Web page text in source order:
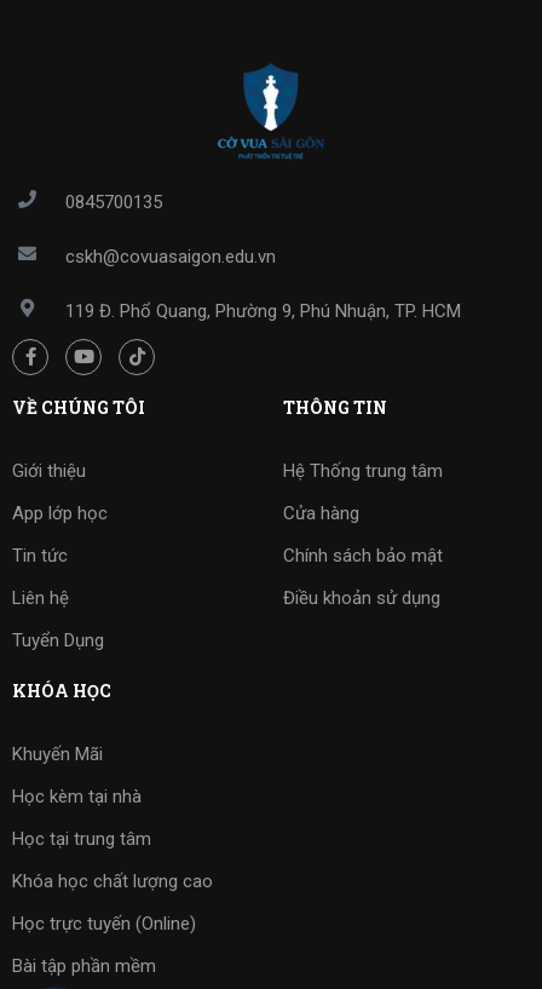
0845700135
cskh@covuasaigon.edu.vn
119 Đ. Phổ Quang, Phường 9, Phú Nhuận, TP. HCM
VỀ CHÚNG TÔI
Giới thiệu
App lớp học
Tin tức
Liên hệ
Tuyển Dụng
THÔNG TIN
Hệ Thống trung tâm
Cửa hàng
Chính sách bảo mật
Điều khoản sử dụng
KHÓA HỌC
Khuyến Mãi
Học kèm tại nhà
Học tại trung tâm
Khóa học chất lượng cao
Học trực tuyến (Online)
Bài tập phần mềm